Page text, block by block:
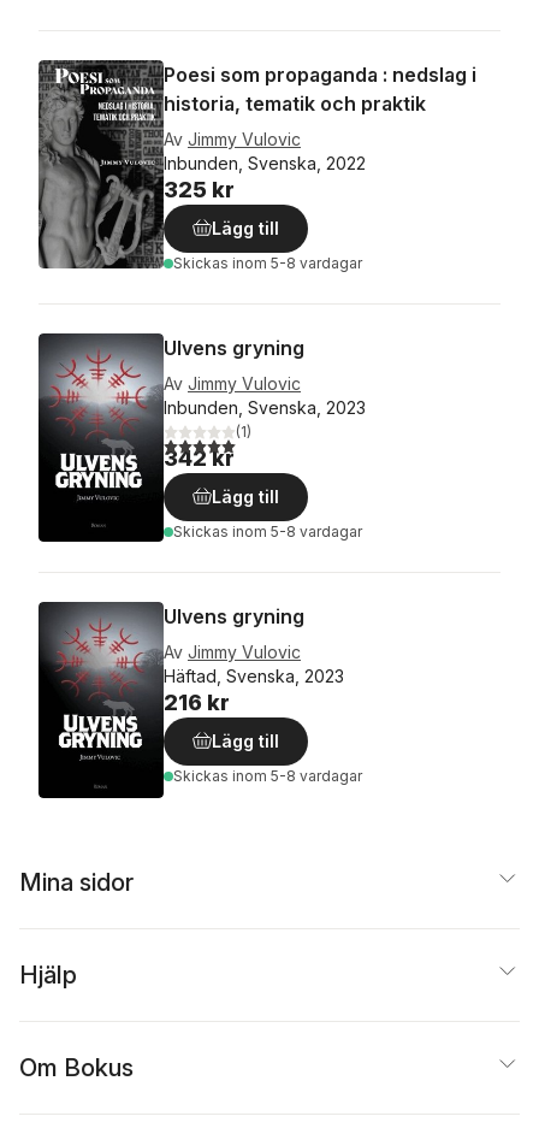
Poesi som propaganda : nedslag i
historia, tematik och praktik
Av Jimmy Vulovic
Inbunden, Svenska, 2022
325 kr
Lägg till
Skickas inom 5-8 vardagar
Ulvens gryning
Av Jimmy Vulovic
Inbunden, Svenska, 2023
5,0utav 5 stjärnor. Totalt antal röster:
(1)
342 kr
Lägg till
Skickas inom 5-8 vardagar
Ulvens gryning
Av Jimmy Vulovic
Häftad, Svenska, 2023
216 kr
Lägg till
Skickas inom 5-8 vardagar
Mina sidor
Hjälp
Om Bokus